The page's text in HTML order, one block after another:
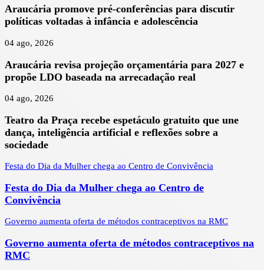
Araucária promove pré-conferências para discutir
políticas voltadas à infância e adolescência
04 ago, 2026
Araucária revisa projeção orçamentária para 2027 e
propõe LDO baseada na arrecadação real
04 ago, 2026
Teatro da Praça recebe espetáculo gratuito que une
dança, inteligência artificial e reflexões sobre a
sociedade
Festa do Dia da Mulher chega ao Centro de Convivência
Festa do Dia da Mulher chega ao Centro de
Convivência
Governo aumenta oferta de métodos contraceptivos na RMC
Governo aumenta oferta de métodos contraceptivos na
RMC